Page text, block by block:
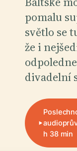
pomalu
světlo se
že i
divadelní
h 38 min